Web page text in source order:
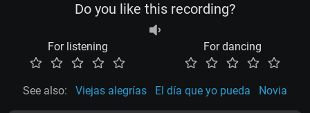
Do you like this recording?
For listening For dancing
See also: Viejas alegrías El día que yo pueda Novia